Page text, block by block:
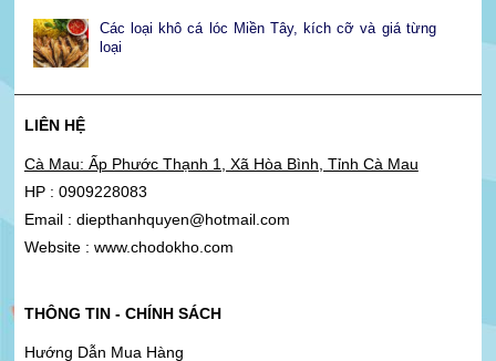
Các loại khô cá lóc Miền Tây, kích cỡ và giá từng
loại
LIÊN HỆ
Cà Mau: Ấp Phước Thạnh 1, Xã Hòa Bình, Tỉnh Cà Mau
HP : 0909228083
Email : diepthanhquyen@hotmail.com
Website : www.chodokho.com
THÔNG TIN - CHÍNH SÁCH
Hướng Dẫn Mua Hàng